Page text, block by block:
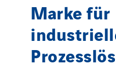
Marke für
Tunzini Troyes
Twyver
Uxello
Valentin